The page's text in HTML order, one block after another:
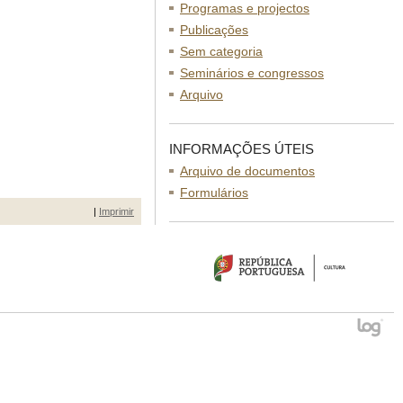
| Imprimir
Programas e projectos
Publicações
Sem categoria
Seminários e congressos
Arquivo
INFORMAÇÕES ÚTEIS
Arquivo de documentos
Formulários